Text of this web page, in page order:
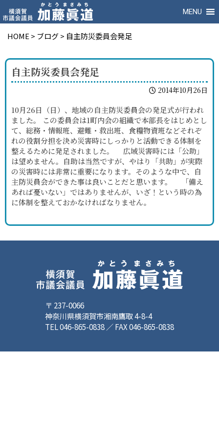
MENU
HOME > ブログ> 自主防災委員会発足
自主防災委員会発足
2014年10月26日
10月26日（日）、地域の自主防災委員会の発足式が行われ
ました。 この委員会は1町内会の組織で本部長をはじめとし
て、総務・情報班、避難・救出班、食糧物資班などそれぞ
れの役割分担を決め災害時にしっかりと活動できる体制を
整えるために発足されました。 広域災害時には「公助」
は望めません。自助は当然ですが、やはり「共助」が実際
の災害時には非常に重要になります。そのような中で、自
主防災員会ができた事は良いことだと思います。 「備え
あれば憂いない」ではありませんが、いざ！という時の為
に体制を整えておかなければなりません。
〒 237-0066
神奈川県横須賀市湘南鷹取 4-8-4
TEL 046-865-0838 ／ FAX 046-865-0838